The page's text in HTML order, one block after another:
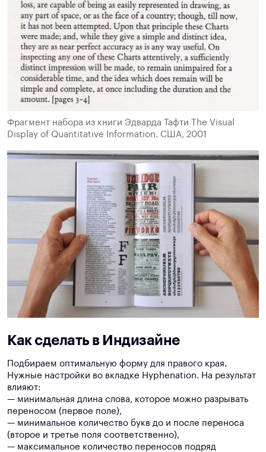
Фрагмент набора из книги Эдварда Тафти The Visual
Display of Quantitative Information. США, 2001
Как сделать в Индизайне
Подбираем оптимальную форму для правого края.
Нужные настройки во вкладке Hyphenation. На результат
влияют:
— минимальная длина слова, которое можно разрывать
переносом (первое поле),
— минимальное количество букв до и после переноса
(второе и третье поля соответственно),
— максимальное количество переносов подряд